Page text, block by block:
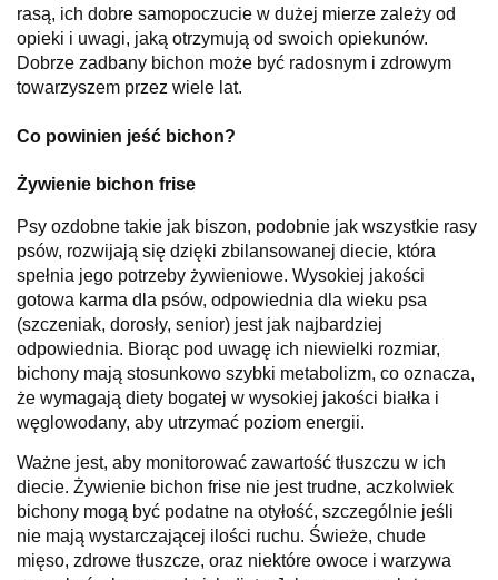
rasą, ich dobre samopoczucie w dużej mierze zależy od
opieki i uwagi, jaką otrzymują od swoich opiekunów.
Dobrze zadbany bichon może być radosnym i zdrowym
towarzyszem przez wiele lat.
Co powinien jeść bichon?
Żywienie bichon frise
Psy ozdobne takie jak biszon, podobnie jak wszystkie rasy
psów, rozwijają się dzięki zbilansowanej diecie, która
spełnia jego potrzeby żywieniowe. Wysokiej jakości
gotowa karma dla psów, odpowiednia dla wieku psa
(szczeniak, dorosły, senior) jest jak najbardziej
odpowiednia. Biorąc pod uwagę ich niewielki rozmiar,
bichony mają stosunkowo szybki metabolizm, co oznacza,
że wymagają diety bogatej w wysokiej jakości białka i
węglowodany, aby utrzymać poziom energii.
Ważne jest, aby monitorować zawartość tłuszczu w ich
diecie. Żywienie bichon frise nie jest trudne, aczkolwiek
bichony mogą być podatne na otyłość, szczególnie jeśli
nie mają wystarczającej ilości ruchu. Świeże, chude
mięso, zdrowe tłuszcze, oraz niektóre owoce i warzywa